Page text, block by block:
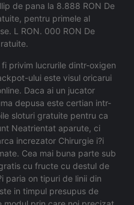
de pana la 8.888 RON De
pentru primele al
L RON. 000 RON De
privim lucrurile dintr-oxigen
ului este visul oricarui
Daca ai un jucator
depusa este certian intr-
sloturi gratuite pentru ca
Neatrientat aparute, ci
increzator Chirurgie i?i
Cea mai buna parte sub
cu fructe cu destul de
paria on tipuri de linii din
in timpul presupus de